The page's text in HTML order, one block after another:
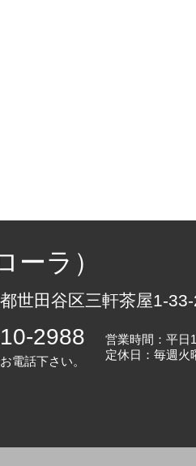
ーラ）
世田谷区三軒茶屋1-
2988
電話下さい。
営業時間：平日
定休日：毎週